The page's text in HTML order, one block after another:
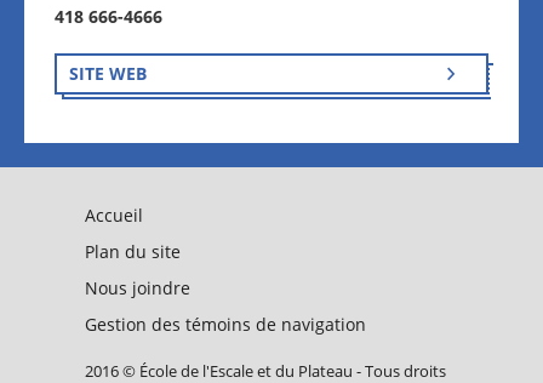
418 666-4666
SITE WEB
Accueil
Plan du site
Nous joindre
Gestion des témoins de navigation
2016 © École de l'Escale et du Plateau - Tous droits